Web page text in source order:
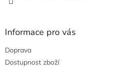
Informace pro vás
Doprava
Dostupnost zboží